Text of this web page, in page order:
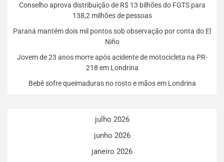
Conselho aprova distribuição de R$ 13 bilhões do FGTS para
138,2 milhões de pessoas
Paraná mantém dois mil pontos sob observação por conta do El
Niño
Jovem de 23 anos morre após acidente de motocicleta na PR-
218 em Londrina
Bebê sofre queimaduras no rosto e mãos em Londrina
julho 2026
junho 2026
janeiro 2026